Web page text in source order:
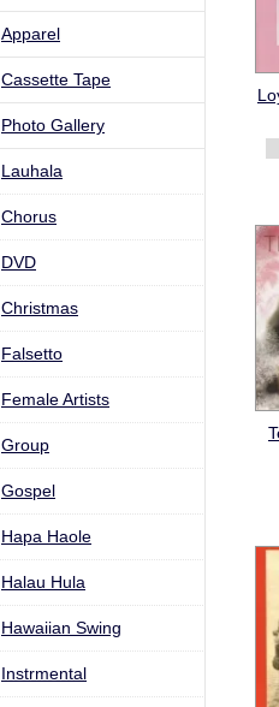
Apparel
Cassette Tape
Photo Gallery
Lauhala
Chorus
DVD
Christmas
Falsetto
Female Artists
Group
Gospel
Hapa Haole
Halau Hula
Hawaiian Swing
Instrmental